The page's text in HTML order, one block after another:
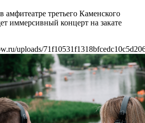
амфитеатре третьего Каменского
иммерсивный концерт на закате
uploads/